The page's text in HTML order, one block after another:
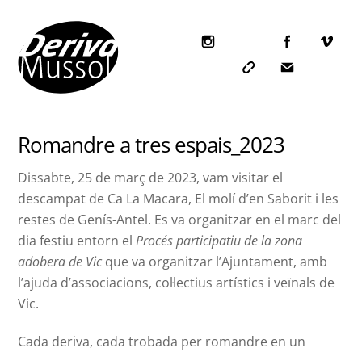
content
Icon
Icon
Icon
Romandre a tres espais_2023
Dissabte, 25 de març de 2023, vam visitar el
descampat de Ca La Macara, El molí d’en Saborit i les
restes de Genís-Antel. Es va organitzar en el marc del
dia festiu entorn elProcés participatiu de la zona
adobera de Vicque va organitzar l’Ajuntament, amb
l’ajuda d’associacions, col·lectius artístics i veïnals de
Vic.
Cada deriva, cada trobada per romandre en un